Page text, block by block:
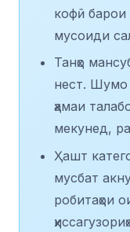
кофӣ
мусоиди
Танҳо
нест. Шумо
ҳамаи
мекунед,
Ҳашт
мусбат
робитаҳои